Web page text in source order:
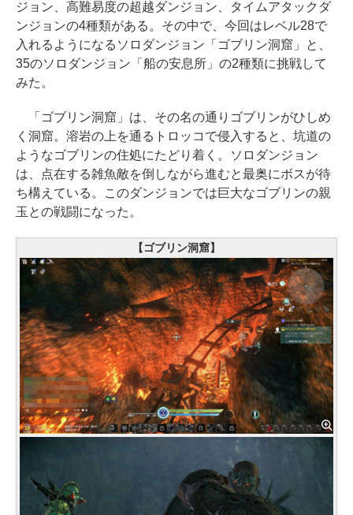
ジョン、高難易度の超越ダンジョン、タイムアタックダ
ンジョンの4種類がある。その中で、今回はレベル28で
入れるようになるソロダンジョン「ゴブリン洞窟」と、
35のソロダンジョン「船の安息所」の2種類に挑戦して
みた。
「ゴブリン洞窟」は、その名の通りゴブリンがひしめ
く洞窟。溶岩の上を通るトロッコで侵入すると、坑道の
ようなゴブリンの住処にたどり着く。ソロダンジョン
は、点在する雑魚敵を倒しながら進むと最奥にボスが待
ち構えている。このダンジョンでは巨大なゴブリンの親
玉との戦闘になった。
【ゴブリン洞窟】